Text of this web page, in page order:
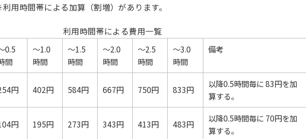
用時間帯による加算（割増）があります。
利用時間帯による費用一覧
0.5
間
～1.0
時間
～1.5
時間
～2.0
時間
～2.5
時間
～3.0
時間
備考
円 402円 584円 667円 750円 833円
以降0.5時間毎に 83円を加
算する。
円 195円 273円 343円 413円 483円
以降0.5時間毎に 70円を加
算する。